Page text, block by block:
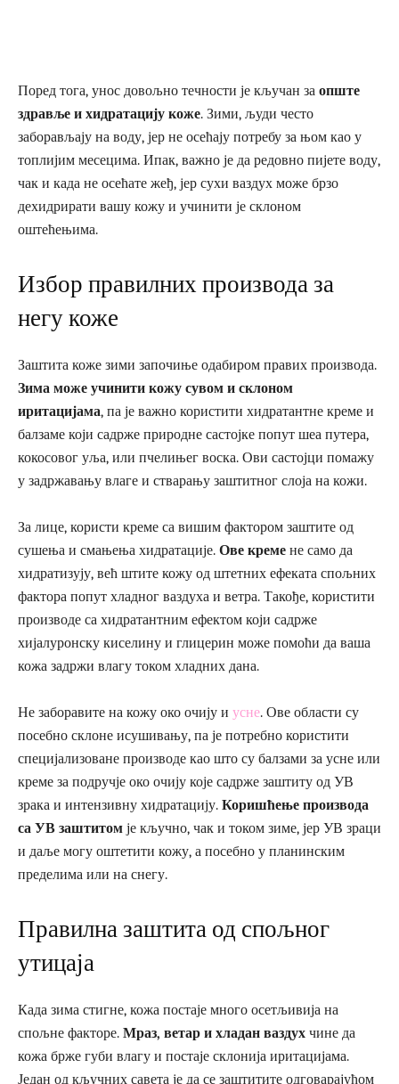
Поред тога, унос довољно течности је кључан за опште
здравље и хидратацију коже. Зими, људи често
заборављају на воду, јер не осећају потребу за њом као у
топлијим месецима. Ипак, важно је да редовно пијете воду,
чак и када не осећате жеђ, јер сухи ваздух може брзо
дехидрирати вашу кожу и учинити је склоном
оштећењима.
Избор правилних производа за
негу коже
Заштита коже зими започиње одабиром правих производа.
Зима може учинити кожу сувом и склоном
иритацијама, па је важно користити хидратантне креме и
балзаме који садрже природне састојке попут шеа путера,
кокосовог уља, или пчелињег воска. Ови састојци помажу
у задржавању влаге и стварању заштитног слоја на кожи.
За лице, користи креме са вишим фактором заштите од
сушења и смањења хидратације. Ове креме не само да
хидратизују, већ штите кожу од штетних ефеката спољних
фактора попут хладног ваздуха и ветра. Такође, користити
производе са хидратантним ефектом који садрже
хијалуронску киселину и глицерин може помоћи да ваша
кожа задржи влагу током хладних дана.
Не заборавите на кожу око очију и усне. Ове области су
посебно склоне исушивању, па је потребно користити
специјализоване производе као што су балзами за усне или
креме за подручје око очију које садрже заштиту од УВ
зрака и интензивну хидратацију. Коришћење производа
са УВ заштитом је кључно, чак и током зиме, јер УВ зраци
и даље могу оштетити кожу, а посебно у планинским
пределима или на снегу.
Правилна заштита од спољног
утицаја
Када зима стигне, кожа постаје много осетљивија на
спољне факторе. Мраз, ветар и хладан ваздух чине да
кожа брже губи влагу и постаје склонија иритацијама.
Један од кључних савета је да се заштитите одговарајућом